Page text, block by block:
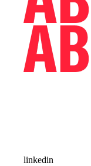
linkedin